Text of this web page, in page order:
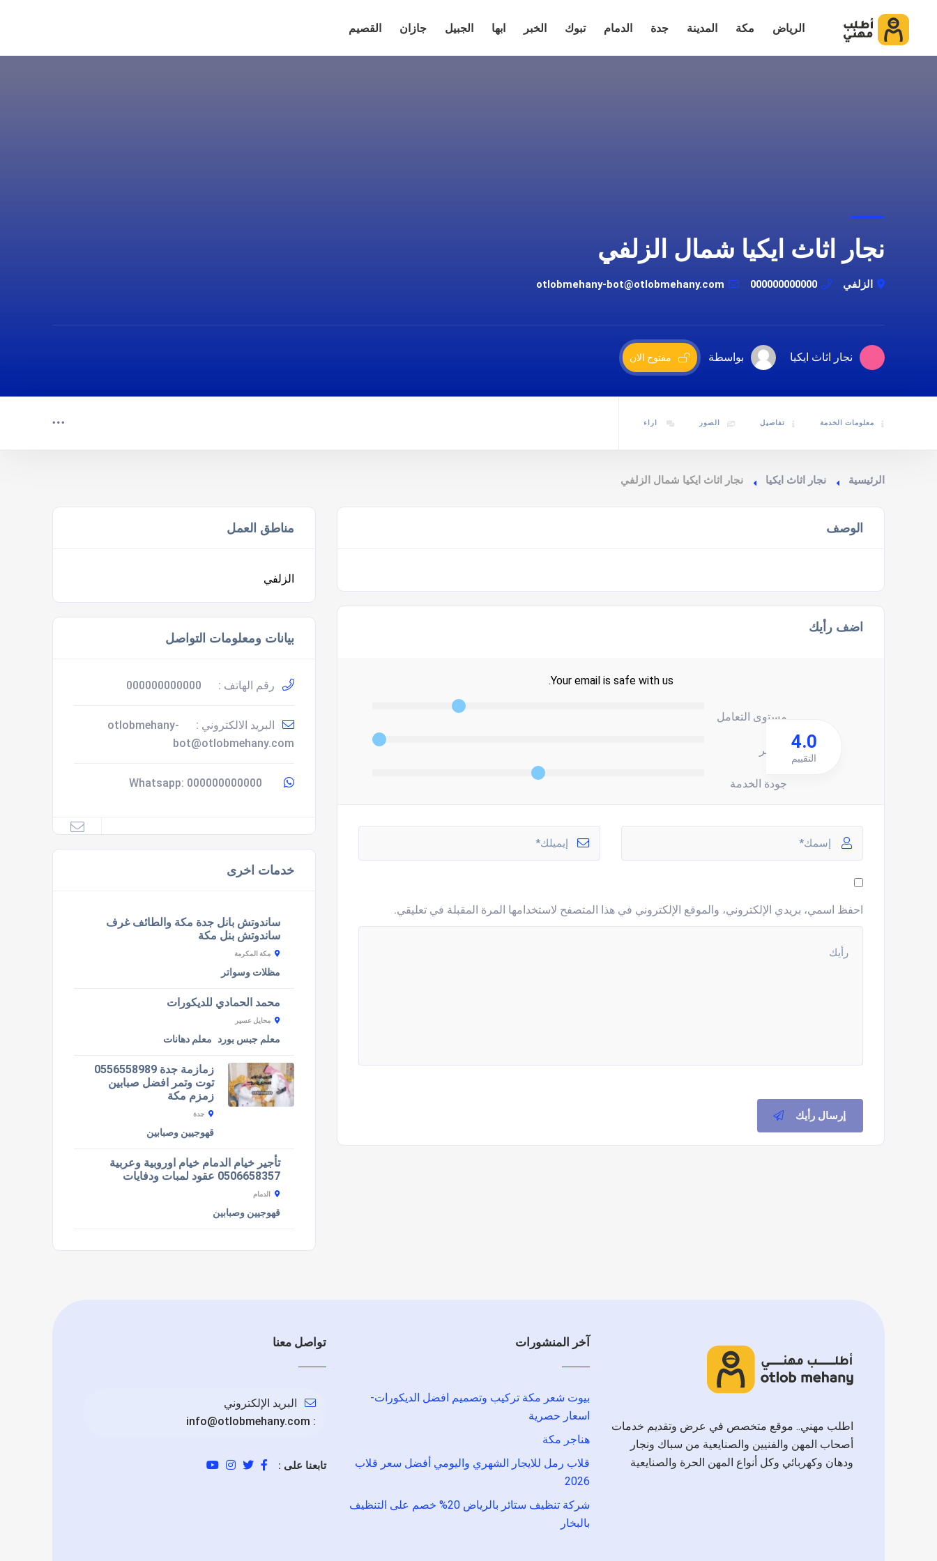
الرياض مكة المدينة جدة الدمام تبوك الخبر ابها الجبيل جازان القصيم
نجار اثاث ايكيا شمال الزلفي
الزلفي 000000000000
otlobmehany-bot@otlobmehany.com
نجار اثاث ايكيا بواسطة مفتوح الان
معلومات الخدمة تفاصيل الصور اراء
الرئيسية نجار اثاث ايكيا نجار اثاث ايكيا شمال الزلفي
الوصف
اضف رأيك
Your email is safe with us.
مستوى التعامل
السعر
جودة الخدمة
4.0
التقييم
احفظ اسمي، بريدي الإلكتروني، والموقع الإلكتروني في هذا المتصفح لاستخدامها المرة المقبلة في تعليقي.
إرسال رأيك
مناطق العمل
الزلفي
بيانات ومعلومات التواصل
رقم الهاتف : 000000000000
البريد الالكتروني :
otlobmehany-
bot@otlobmehany.com
000000000000
خدمات اخرى
ساندوتش بانل جدة مكة والطائف غرف
ساندوتش بنل مكة
مكة المكرمة
مظلات وسواتر
محمد الحمادي للديكورات
محايل عسير
معلم جبس بورد معلم دهانات
زمازمة جدة 0556558989
توت وتمر افضل صبابين
زمزم مكة
جدة
قهوجيين وصبابين
تأجير خيام الدمام خيام اوروبية وعربية
0506658357 عقود لمبات ودفايات
الدمام
قهوجيين وصبابين
اطلب مهني.. موقع متخصص في عرض وتقديم خدمات
أصحاب المهن والفنيين والصنايعية من سباك ونجار
ودهان وكهربائي وكل أنواع المهن الحرة والصنايعية
آخر المنشورات
بيوت شعر مكة تركيب وتصميم افضل الديكورات-
اسعار حصرية
هناجر مكة
قلاب رمل للايجار الشهري واليومي أفضل سعر قلاب
2026
شركة تنظيف ستائر بالرياض 20% خصم على التنظيف
بالبخار
تواصل معنا
البريد الإلكتروني
:
info@otlobmehany.com
تابعنا على :